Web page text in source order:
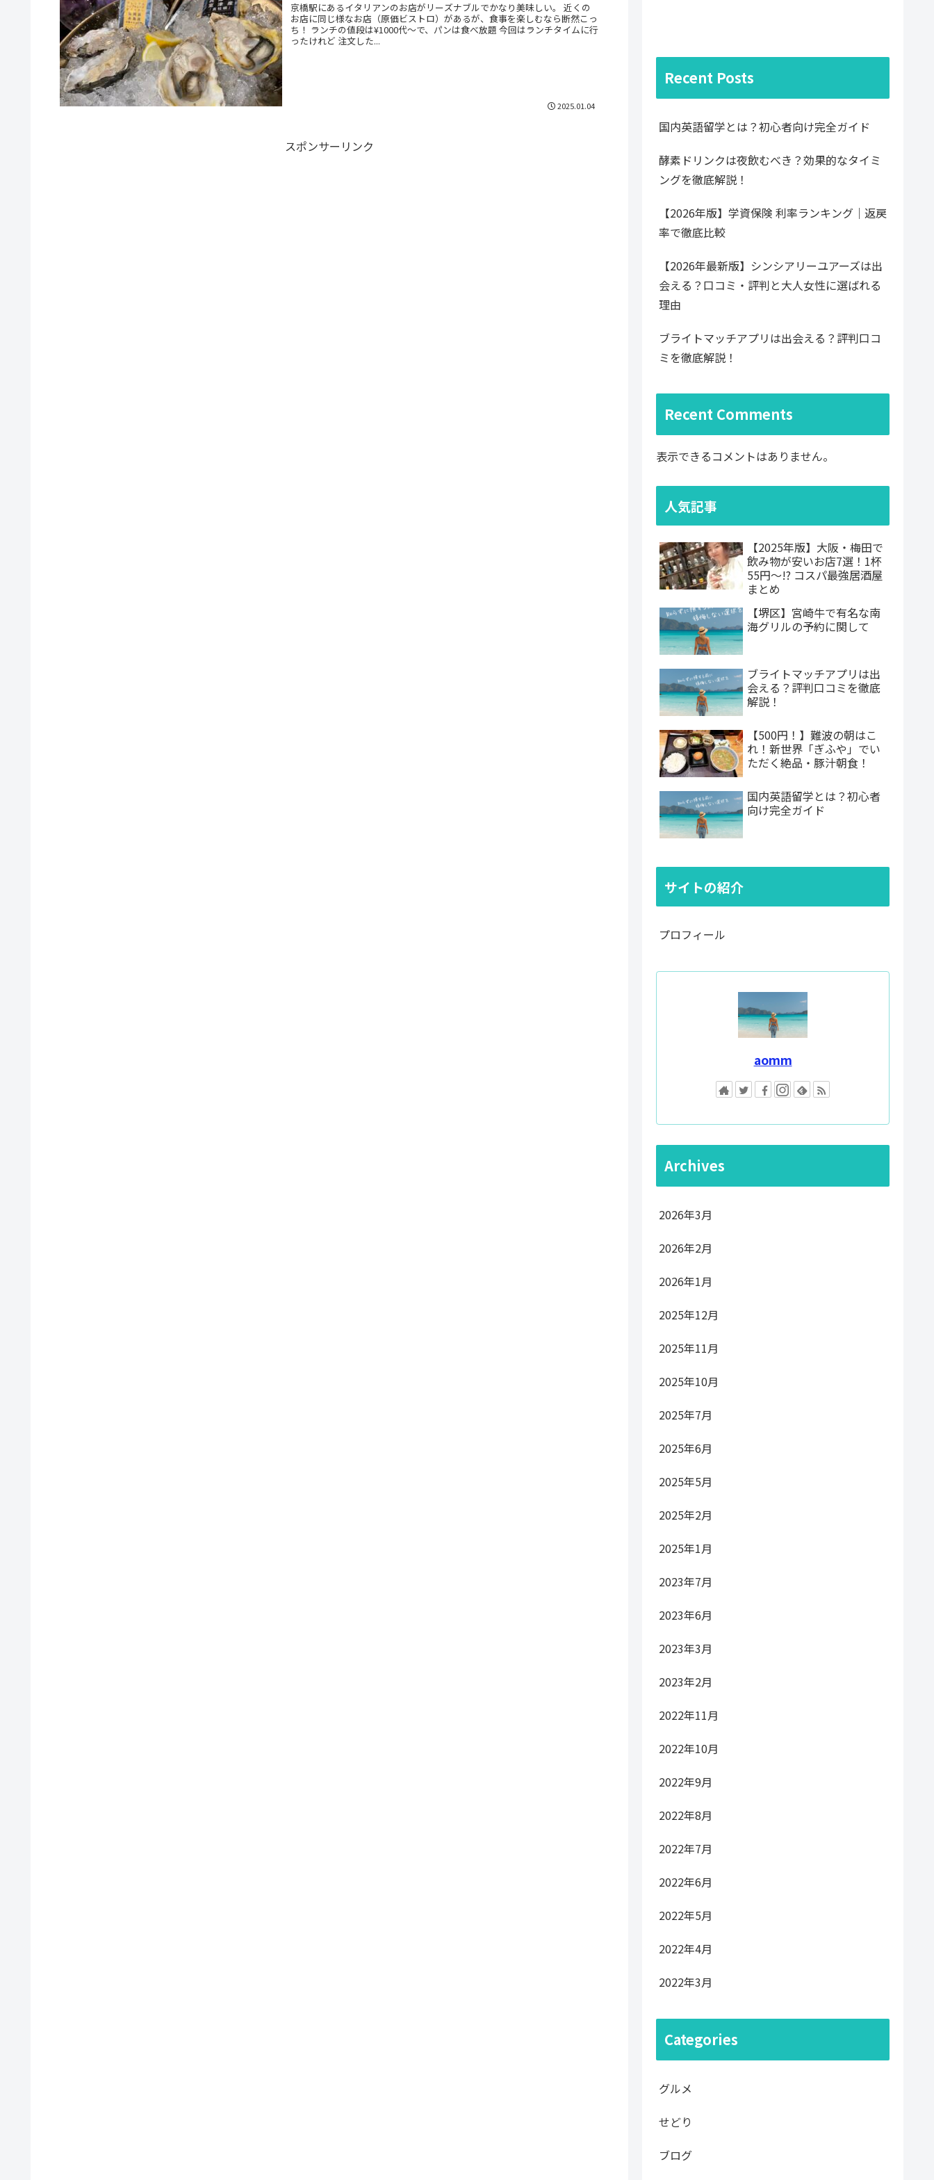
京橋駅にあるイタリアンのお店がリーズナブルでかなり美味しい。 近くの
お店に同じ様なお店（原価ビストロ）があるが、食事を楽しむなら断然こっ
ち！ ランチの値段は¥1000代〜で、パンは食べ放題 今回はランチタイムに行
ったけれど 注文した...
2025.01.04
スポンサーリンク
Recent Posts
国内英語留学とは？初心者向け完全ガイド
酵素ドリンクは夜飲むべき？効果的なタイミ
ングを徹底解説！
【2026年版】学資保険 利率ランキング｜返戻
率で徹底比較
【2026年最新版】シンシアリーユアーズは出
会える？口コミ・評判と大人女性に選ばれる
理由
ブライトマッチアプリは出会える？評判口コ
ミを徹底解説！
Recent Comments
表示できるコメントはありません。
人気記事
【2025年版】大阪・梅田で
飲み物が安いお店7選！1杯
55円〜!? コスパ最強居酒屋
まとめ
【堺区】宮崎牛で有名な南
海グリルの予約に関して
ブライトマッチアプリは出
会える？評判口コミを徹底
解説！
【500円！】難波の朝はこ
れ！新世界「ぎふや」でい
ただく絶品・豚汁朝食！
国内英語留学とは？初心者
向け完全ガイド
サイトの紹介
プロフィール
aomm
Archives
2026年3月
2026年2月
2026年1月
2025年12月
2025年11月
2025年10月
2025年7月
2025年6月
2025年5月
2025年2月
2025年1月
2023年7月
2023年6月
2023年3月
2023年2月
2022年11月
2022年10月
2022年9月
2022年8月
2022年7月
2022年6月
2022年5月
2022年4月
2022年3月
Categories
グルメ
せどり
ブログ